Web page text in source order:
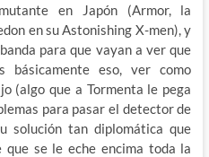
en Japón (Armor, la
en su Astonishing X-men), y
para que vayan a ver que
básicamente eso, ver como
(algo que a Tormenta le pega
para pasar el detector de
solución tan diplomática que
que se le eche encima toda la